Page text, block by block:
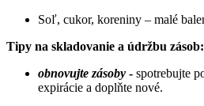
Soľ, cukor, koreniny – malé
Tipy na skladovanie a údržbu zásob:
obnovujte zásoby - spotrebujte
expirácie a doplňte nové.